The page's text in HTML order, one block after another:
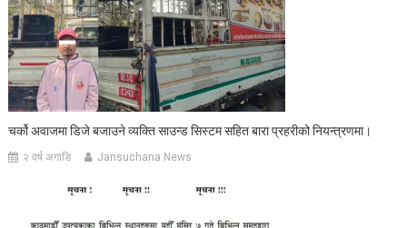
चर्को अवाजमा डिजे बजाउने व्यक्ति साउन्ड सिस्टम सहित बारा प्रहरीको नियन्त्रणमा।
२ वर्ष अगाडि Jansuchana News